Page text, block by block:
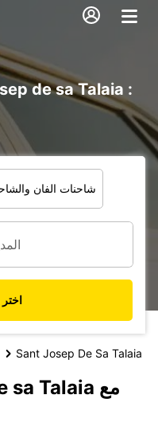
شاحنات الفان
اختر
Sant Josep De Sa Talaia